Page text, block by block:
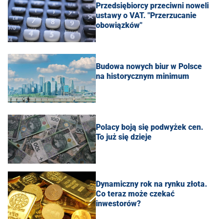
Przedsiębiorcy przeciwni noweli
ustawy o VAT. "Przerzucanie
obowiązków"
Budowa nowych biur w Polsce
na historycznym minimum
Polacy boją się podwyżek cen.
To już się dzieje
Dynamiczny rok na rynku złota.
Co teraz może czekać
inwestorów?